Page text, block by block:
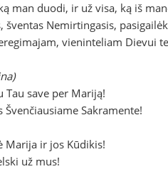
man duodi, ir už visa, ką iš
šventas Nemirtingasis,
vieninteliam Dievui
Tau save per Mariją!
Švenčiausiame Sakramente!
Marija ir jos Kūdikis!
už mus!